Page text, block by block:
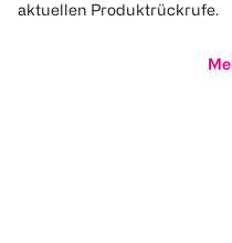
aktuellen Produktrückrufe.